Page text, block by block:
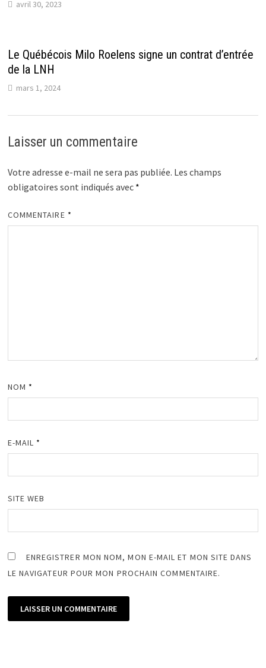
avril 30, 2023
Le Québécois Milo Roelens signe un contrat d’entrée
de la LNH
mars 1, 2024
Laisser un commentaire
Votre adresse e-mail ne sera pas publiée. Les champs
obligatoires sont indiqués avec *
COMMENTAIRE *
NOM *
E-MAIL *
SITE WEB
ENREGISTRER MON NOM, MON E-MAIL ET MON SITE DANS
LE NAVIGATEUR POUR MON PROCHAIN COMMENTAIRE.